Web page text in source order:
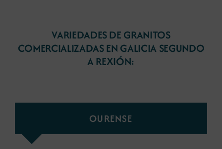
VARIEDADES DE GRANITOS
COMERCIALIZADAS EN GALICIA SEGUNDO
A REXIÓN:
OURENSE